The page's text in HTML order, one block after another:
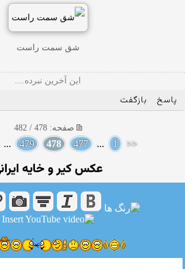
شق سمت راست
این آخرین نبرده....
پاسخ بازگفت
صفحه: 478 / 482
<<
1
...
477
478
479
عکس کیر و خایه